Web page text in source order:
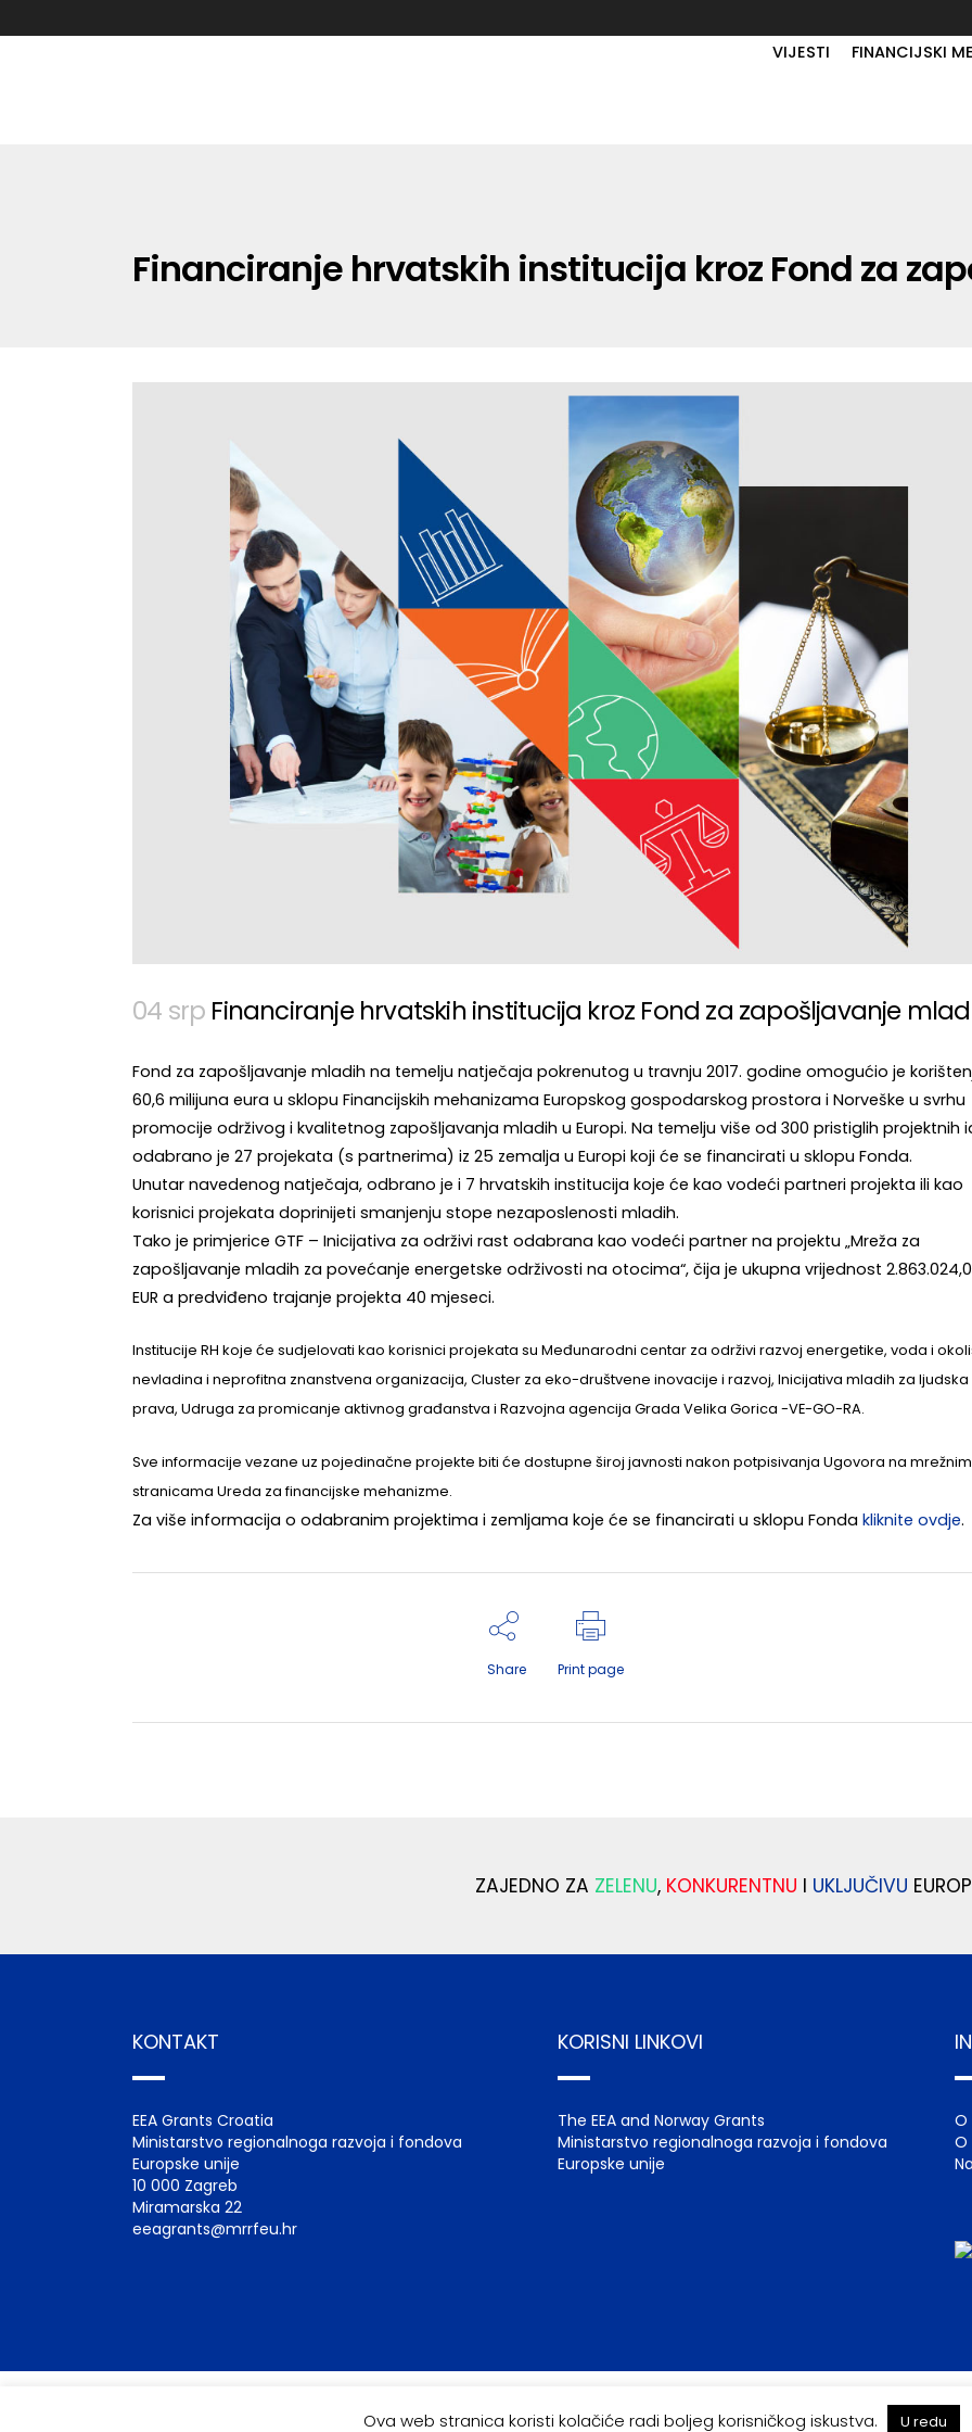
VIJESTI FINANCIJSKI
Financiranje hrvatskih institucija kroz Fond za
04 srp Financiranje hrvatskih institucija kroz Fond za zapošljavanje
Fond za zapošljavanje mladih na temelju natječaja pokrenutog u travnju 2017. godine omogućio je
60,6 milijuna eura u sklopu Financijskih mehanizama Europskog gospodarskog prostora i Norveške u svrhu
promocije održivog i kvalitetnog zapošljavanja mladih u Europi. Na temelju više od 300 pristiglih projektnih
odabrano je 27 projekata (s partnerima) iz 25 zemalja u Europi koji će se financirati u sklopu Fonda.
Unutar navedenog natječaja, odbrano je i 7 hrvatskih institucija koje će kao vodeći partneri projekta ili kao
korisnici projekata doprinijeti smanjenju stope nezaposlenosti mladih.
Tako je primjerice GTF – Inicijativa za održivi rast odabrana kao vodeći partner na projektu „Mreža za
zapošljavanje mladih za povećanje energetske održivosti na otocima“, čija je ukupna vrijednost
EUR a predviđeno trajanje projekta 40 mjeseci.
Institucije RH koje će sudjelovati kao korisnici projekata su Međunarodni centar za održivi razvoj energetike, voda i
nevladina i neprofitna znanstvena organizacija, Cluster za eko-društvene inovacije i razvoj, Inicijativa mladih za ljudska
prava, Udruga za promicanje aktivnog građanstva i Razvojna agencija Grada Velika Gorica -VE-GO-RA.
Sve informacije vezane uz pojedinačne projekte biti će dostupne široj javnosti nakon potpisivanja Ugovora na mrežnim
stranicama Ureda za financijske mehanizme.
Za više informacija o odabranim projektima i zemljama koje će se financirati u sklopu Fonda kliknite ovdje.
Share Print page
ZAJEDNO ZA ZELENU, KONKURENTNU I UKLJUČIVU
KONTAKT
EEA Grants Croatia
Ministarstvo regionalnoga razvoja i fondova
Europske unije
10 000 Zagreb
Miramarska 22
eeagrants@mrrfeu.hr
KORISNI LINKOVI
The EEA and Norway Grants
Ministarstvo regionalnoga razvoja i fondova
Europske unije
O
© 2022 EEA GRANTS – NORWAY GRANTS |UVJETI KORIŠTENJA
Ova web stranica koristi kolačiće radi boljeg korisničkog iskustva. U redu